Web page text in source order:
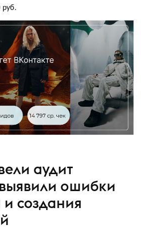
аудит
ошибки
создания